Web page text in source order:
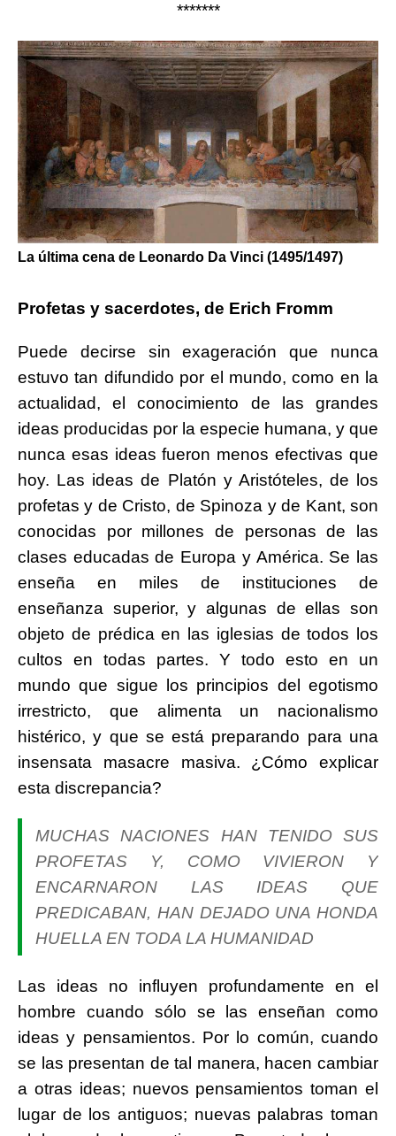
*******
La última cena de Leonardo Da Vinci (1495/1497)
Profetas y sacerdotes, de Erich Fromm
Puede decirse sin exageración que nunca
estuvo tan difundido por el mundo, como en la
actualidad, el conocimiento de las grandes
ideas producidas por la especie humana, y que
nunca esas ideas fueron menos efectivas que
hoy. Las ideas de Platón y Aristóteles, de los
profetas y de Cristo, de Spinoza y de Kant, son
conocidas por millones de personas de las
clases educadas de Europa y América. Se las
enseña en miles de instituciones de
enseñanza superior, y algunas de ellas son
objeto de prédica en las iglesias de todos los
cultos en todas partes. Y todo esto en un
mundo que sigue los principios del egotismo
irrestricto, que alimenta un nacionalismo
histérico, y que se está preparando para una
insensata masacre masiva. ¿Cómo explicar
esta discrepancia?
MUCHAS NACIONES HAN TENIDO SUS
PROFETAS Y, COMO VIVIERON Y
ENCARNARON LAS IDEAS QUE
PREDICABAN, HAN DEJADO UNA HONDA
HUELLA EN TODA LA HUMANIDAD
Las ideas no influyen profundamente en el
hombre cuando sólo se las enseñan como
ideas y pensamientos. Por lo común, cuando
se las presentan de tal manera, hacen cambiar
a otras ideas; nuevos pensamientos toman el
lugar de los antiguos; nuevas palabras toman